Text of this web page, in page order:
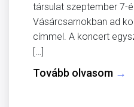
társulat szeptember 7-
Vásárcsarnokban ad
címmel. A koncert
[…]
Tovább olvasom →